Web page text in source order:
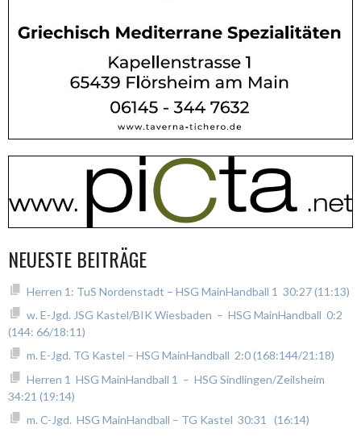
NEUESTE BEITRÄGE
Herren 1: TuS Nordenstadt – HSG MainHandball 1 30:27 (11:13)
w. E-Jgd. JSG Kastel/BIK Wiesbaden – HSG MainHandball 0:2
(144: 66/18:11)
m. E-Jgd. TG Kastel – HSG MainHandball 2:0 (168:144/21:18)
Herren 1 HSG MainHandball 1 – HSG Sindlingen/Zeilsheim
34:21 (19:14)
m. C-Jgd. HSG MainHandball – TG Kastel 30:31 (16:14)